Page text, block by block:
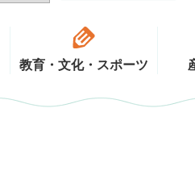
教育・文化・スポーツ